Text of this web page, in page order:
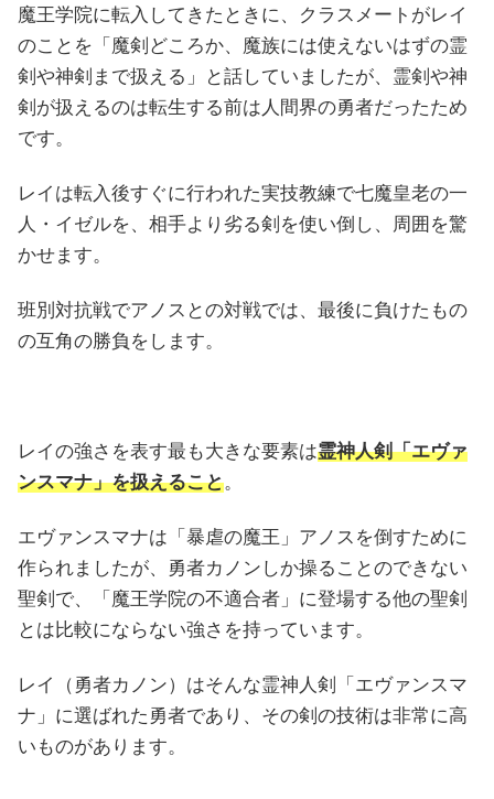
魔王学院に転入してきたときに、クラスメートがレイ
のことを「魔剣どころか、魔族には使えないはずの霊
剣や神剣まで扱える」と話していましたが、霊剣や神
剣が扱えるのは転生する前は人間界の勇者だったため
です。
レイは転入後すぐに行われた実技教練で七魔皇老の一
人・イゼルを、相手より劣る剣を使い倒し、周囲を驚
かせます。
班別対抗戦でアノスとの対戦では、最後に負けたもの
の互角の勝負をします。
レイの強さを表す最も大きな要素は霊神人剣「エヴァ
ンスマナ」を扱えること。
エヴァンスマナは「暴虐の魔王」アノスを倒すために
作られましたが、勇者カノンしか操ることのできない
聖剣で、「魔王学院の不適合者」に登場する他の聖剣
とは比較にならない強さを持っています。
レイ（勇者カノン）はそんな霊神人剣「エヴァンスマ
ナ」に選ばれた勇者であり、その剣の技術は非常に高
いものがあります。